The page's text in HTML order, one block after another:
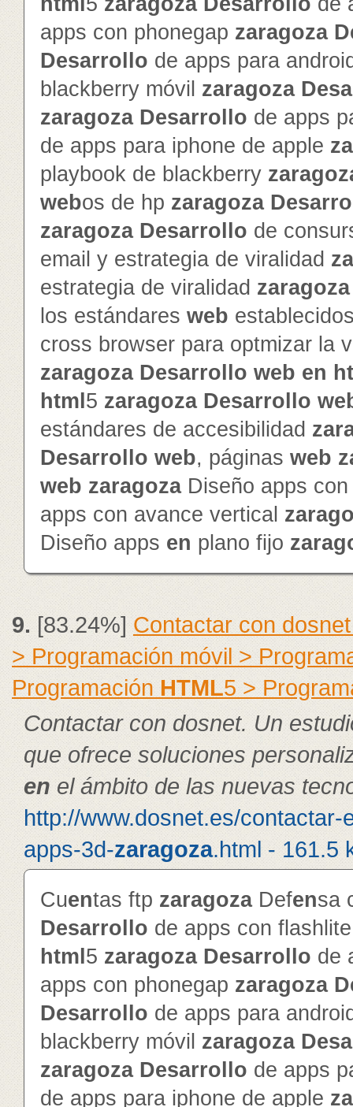
apps con phonegap zaragoza
Desarrollo de apps para
blackberry móvil zaragoza
zaragoza Desarrollo de apps
de apps para iphone de apple
playbook de blackberry
webos de hp zaragoza
zaragoza Desarrollo de
email y estrategia de viralidad
estrategia de viralidad zaragoza
los estándares web
cross browser para optmizar la
zaragoza Desarrollo web en
html 5 zaragoza Desarrollo
estándares de accesibilidad
Desarrollo web, páginas web
web zaragozaDiseño apps
apps con avance vertical
Diseño apps en plano fijo
9. [83.24%]Contactar con
> Programación móvil >
Programación HTML5 >
Contactar con dosnet. Un
que ofrece soluciones
en el ámbito de las nuevas
http://www.dosnet.es/contactar-
apps-3d-zaragoza.html - 161.5
Cuentas ftp zaragozaDefensa
Desarrollo de apps con
html 5 zaragoza Desarrollo de
apps con phonegap zaragoza
Desarrollo de apps para
blackberry móvil zaragoza
zaragoza Desarrollo de apps
de apps para iphone de apple